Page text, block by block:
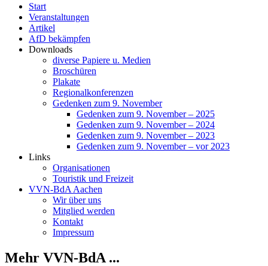
Start
Veranstaltungen
Artikel
AfD bekämpfen
Downloads
diverse Papiere u. Medien
Broschüren
Plakate
Regionalkonferenzen
Gedenken zum 9. November
Gedenken zum 9. November – 2025
Gedenken zum 9. November – 2024
Gedenken zum 9. November – 2023
Gedenken zum 9. November – vor 2023
Links
Organisationen
Touristik und Freizeit
VVN-BdA Aachen
Wir über uns
Mitglied werden
Kontakt
Impressum
Mehr VVN-BdA ...